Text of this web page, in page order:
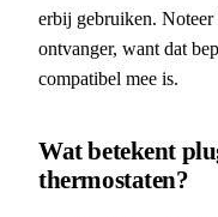
erbij gebruiken.
ontvanger, want dat
compatibel mee is.
Wat betekent
thermostaten?